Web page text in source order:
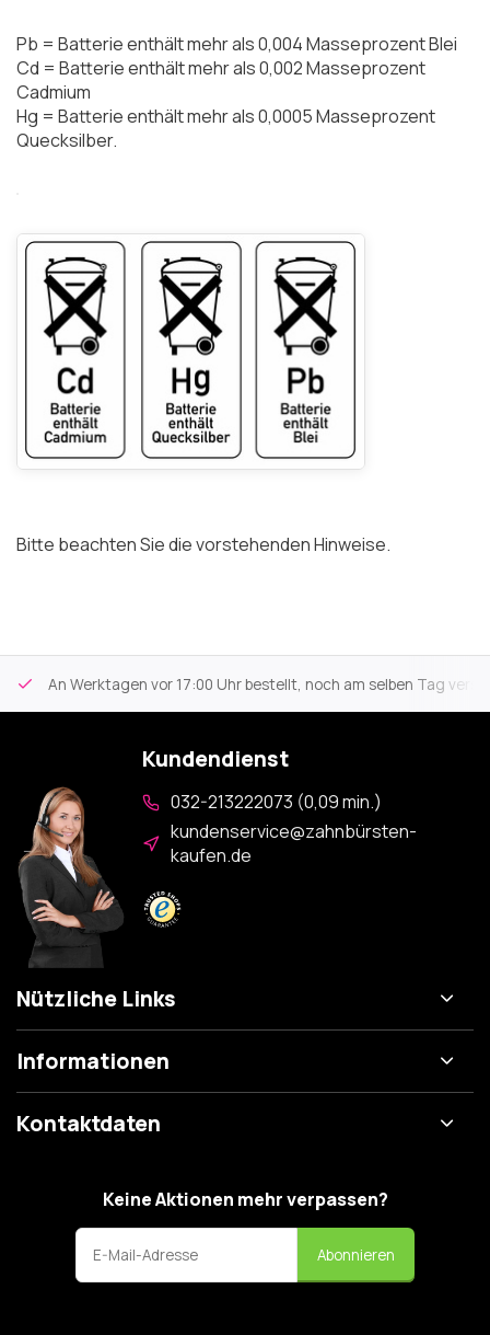
Pb = Batterie enthält mehr als 0,004 Masseprozent Blei
Cd = Batterie enthält mehr als 0,002 Masseprozent
Cadmium
Hg = Batterie enthält mehr als 0,0005 Masseprozent
Quecksilber.
Bitte beachten Sie die vorstehenden Hinweise.
An Werktagen vor 17:00 Uhr bestellt, noch am selben Tag
Kundendienst
032-213222073 (0,09 min.)
kundenservice@zahnbürsten-
kaufen.de
Nützliche Links
Informationen
Kontaktdaten
Keine Aktionen mehr verpassen?
Abonnieren